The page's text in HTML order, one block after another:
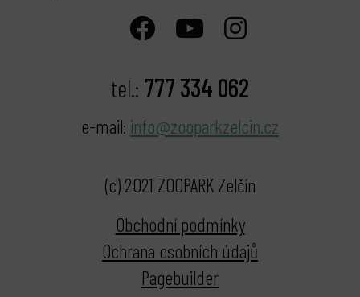
tel.: 777 334 062
e-mail: info@zooparkzelcin.cz
(c) 2021 ZOOPARK Zelčín
Obchodní podmínky
Ochrana osobních údajů
Pagebuilder